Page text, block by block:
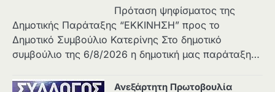
Πρόταση ψηφίσματος της
Δημοτικής Παράταξης “ΕΚΚΙΝΗΣΗ” προς το
Δημοτικό Συμβούλιο Κατερίνης Στο δημοτικό
συμβούλιο της 6/8/2026 η δημοτική μας παράταξη…
Ανεξάρτητη Πρωτοβουλία